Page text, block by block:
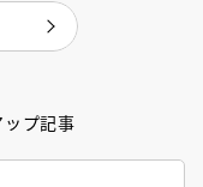
ップ記事